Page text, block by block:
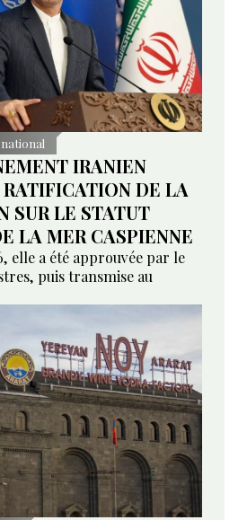
IRANIEN
DE LA
SUR LE STATUT
LA MER CASPIENNE
elle a été approuvée par le
puis transmise au